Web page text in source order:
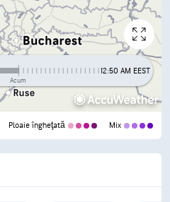
Acum
12:50 AM EEST
Ploaie îngheţată Mix